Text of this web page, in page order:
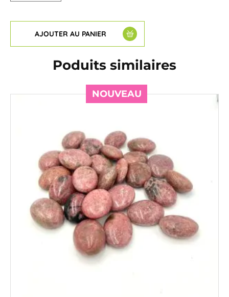
AJOUTER AU PANIER
Poduits similaires
NOUVEAU
NOUVEAU